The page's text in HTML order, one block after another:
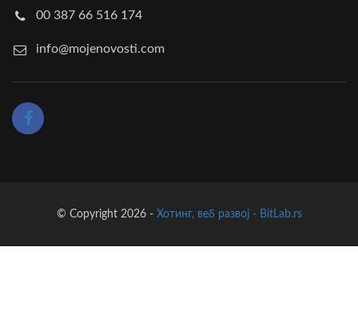
00 387 66 516 174
info@mojenovosti.com
© Copyright 2026 - Хотинг, веб развој - BitLab.rs